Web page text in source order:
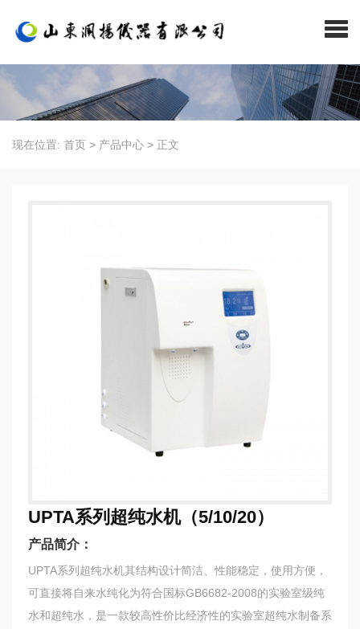
现在位置: 首页 > 产品中心 > 正文
UPTA系列超纯水机（5/10/20）
产品简介：
UPTA系列超纯水机其结构设计简洁、性能稳定，使用方便，
可直接将自来水纯化为符合国标GB6682-2008的实验室级纯
水和超纯水，是一款较高性价比经济性的实验室超纯水制备系